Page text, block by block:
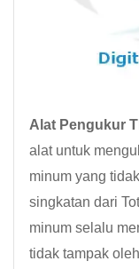
Alat Pengukur
alat untuk
minum yang
singkatan dari
minum selalu
tidak tampak